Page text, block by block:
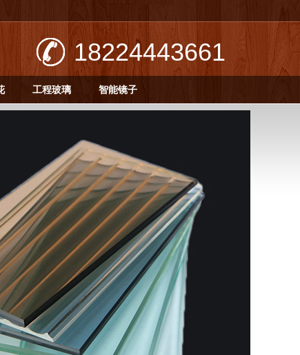
18224443661
工程玻璃 智能镜子